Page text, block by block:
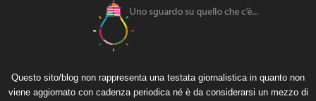
Questo sito/blog non rappresenta una testata giornalistica in quanto non
viene aggiornato con cadenza periodica né è da considerarsi un mezzo di